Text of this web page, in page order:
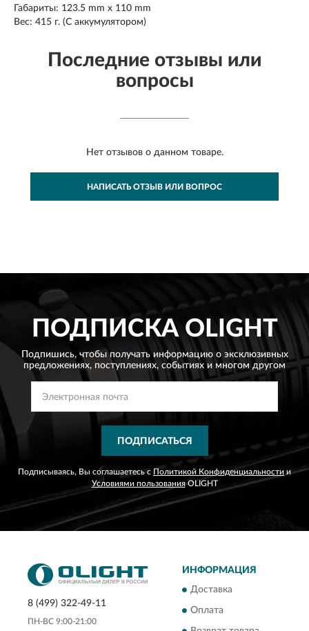
Габариты: 123.5 mm x 110 mm
Вес: 415 г. ​(С аккумулятором)
Последние отзывы или
вопросы
Нет отзывов о данном товаре.
НАПИСАТЬ ОТЗЫВ ИЛИ ВОПРОС
ПОДПИСКАOLIGHT
Подпишись, чтобы получать информацию о эксклюзивных
предложениях, поступлениях, событиях и многом другом
ПОДПИСАТЬСЯ
Подписываясь, Вы соглашаетесь с Политикой Конфиденциальности и
Условиями пользованияOLIGHT
8 (499) 322-49-11
ПН-ВС 9:00-21:00
ИНФОРМАЦИЯ
Доставка
Оплата